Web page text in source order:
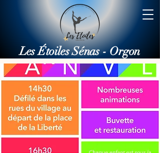
Les Étoiles Sénas - Orgon